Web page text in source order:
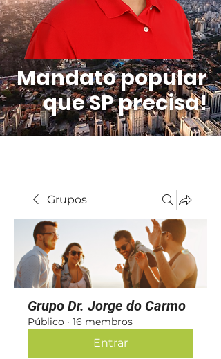
Mandato popular
que SP precisa!
Grupos
Grupo Dr. Jorge do Carmo
Público · 16 membros
Entrar